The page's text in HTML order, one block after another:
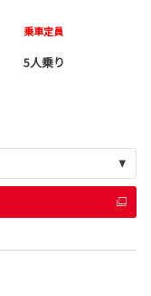
乗車定員
5人乗り